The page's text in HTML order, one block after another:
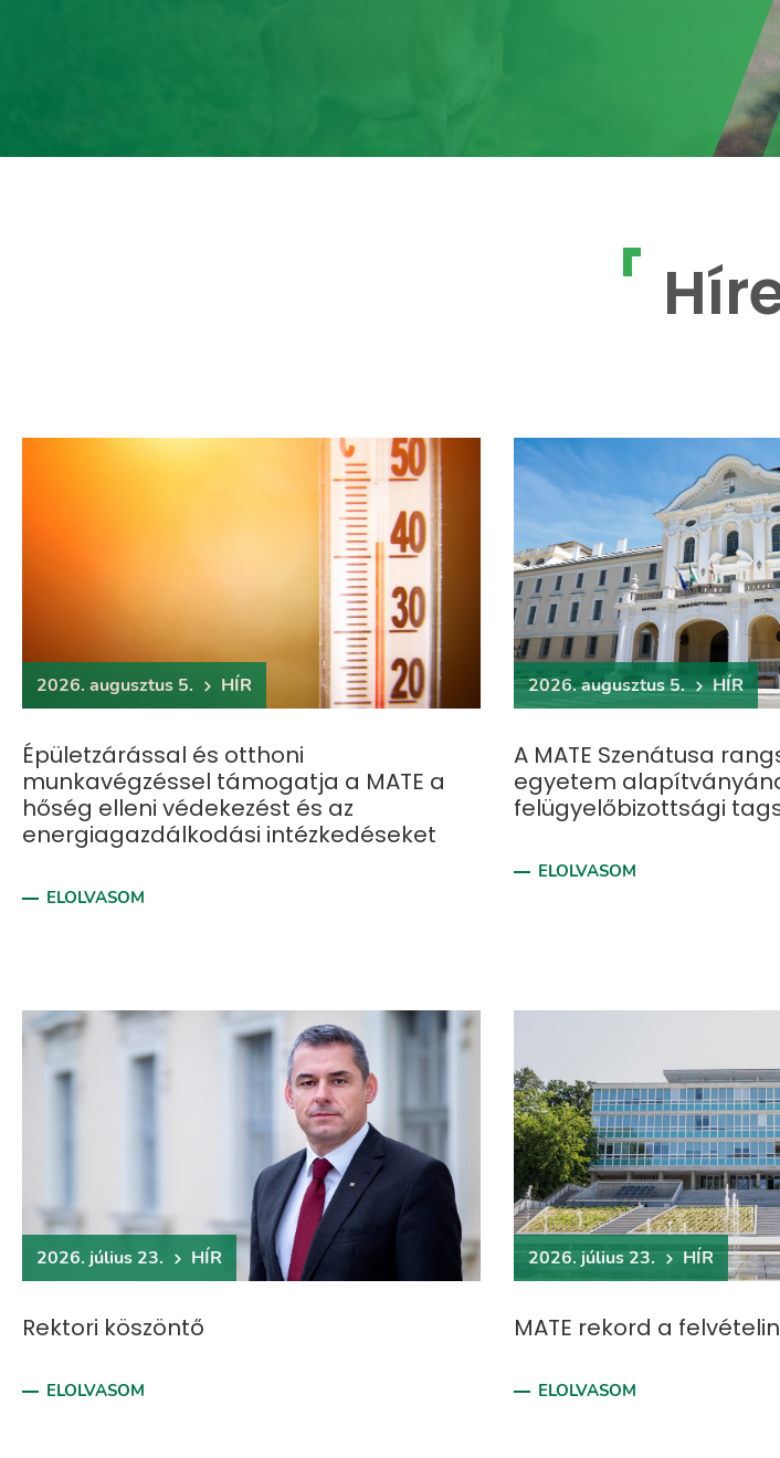
2026. augusztus 5. HÍR
Épületzárással és otthoni
munkavégzéssel támogatja a MATE a
hőség elleni védekezést és az
energiagazdálkodási intézkedéseket
ELOLVASOM
2026. augusztus 5. HÍR
A MATE Szenátusa
egyetem
felügyelőbizottsági
ELOLVASOM
2026. július 23. HÍR
Rektori köszöntő
ELOLVASOM
2026. július 23. HÍR
MATE rekord a felvételin
ELOLVASOM